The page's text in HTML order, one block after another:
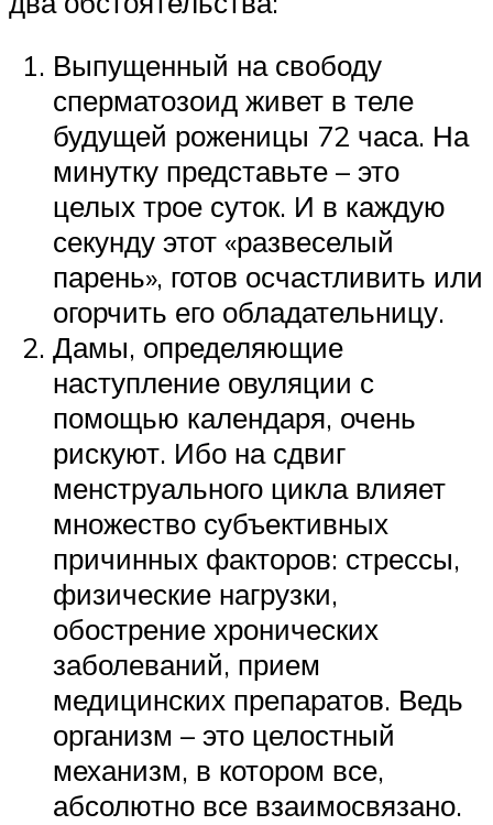
Выпущенный на свободу
сперматозоид живет в теле
будущей роженицы 72 часа. На
минутку представьте – это
целых трое суток. И в каждую
секунду этот «развеселый
парень», готов осчастливить или
огорчить его обладательницу.
Дамы, определяющие
наступление овуляции с
помощью календаря, очень
рискуют. Ибо на сдвиг
менструального цикла влияет
множество субъективных
причинных факторов: стрессы,
физические нагрузки,
обострение хронических
заболеваний, прием
медицинских препаратов. Ведь
организм – это целостный
механизм, в котором все,
абсолютно все взаимосвязано.